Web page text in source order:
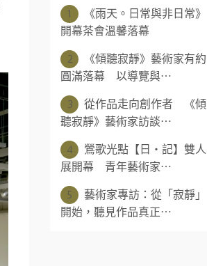
1
《雨天。日常與非日常》
開幕茶會溫馨落幕
2
《傾聽寂靜》藝術家有約
圓滿落幕 以導覽與⋯
3
從作品走向創作者 《傾
聽寂靜》藝術家訪談⋯
4
鶯歌光點【日‧記】雙人
展開幕 青年藝術家⋯
5
藝術家專訪：從「寂靜」
開始，聽見作品真正⋯